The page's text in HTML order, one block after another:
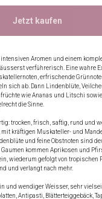
Jetzt kaufen
Aromen und einem
verführerisch. Eine wahre
erfrischende
sich ab. Dann Lindenblüte,
wie Ananas und Litschi
die Sinne.
trocken, frisch, saftig, rund und
kräftigen Muskateller- und
und feine Obstnoten sind
Gaumen kommen Aprikosen und
wiederum gefolgt von tropischen
und verlangt nach mehr.
und wendiger Weisser, sehr
Antipasti, Blätterteiggebäck,